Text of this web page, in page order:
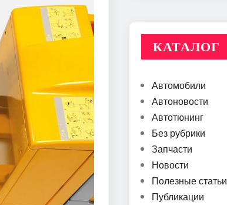
КАТАЛОГ
Автомобили
Автоновости
Автотюнинг
Без рубрики
Запчасти
Новости
Полезные статьи
Публикации